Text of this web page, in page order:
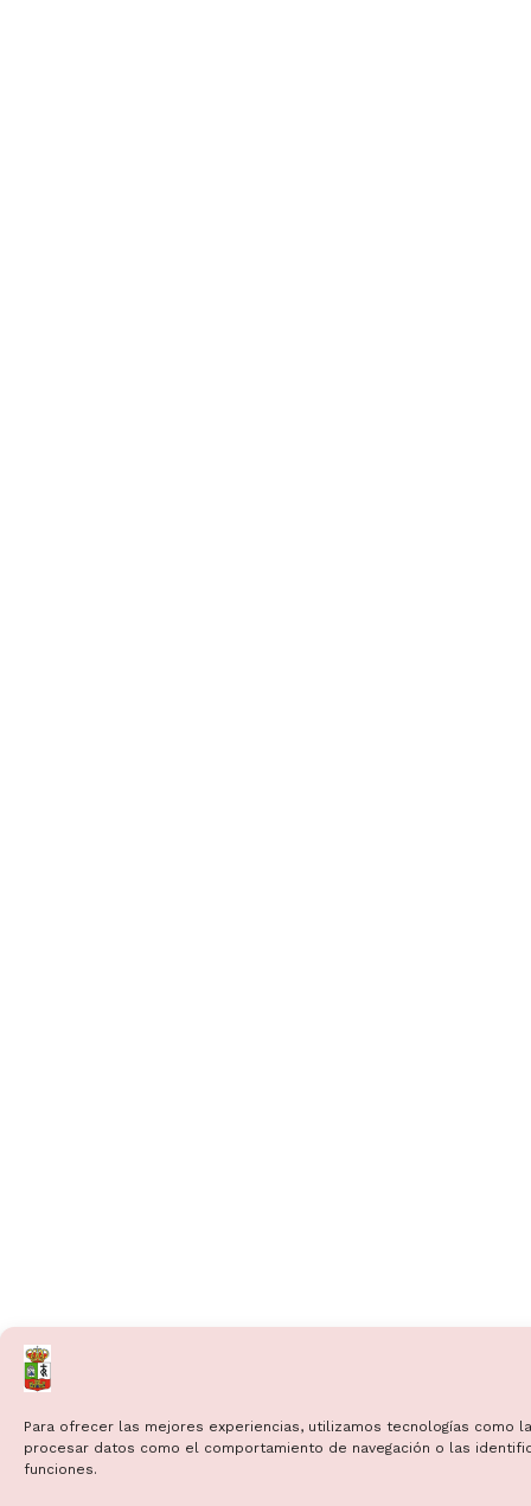
Para ofrecer las mejores experiencias, utilizamos tecnologías
procesar datos como el comportamiento de navegación o las
funciones.